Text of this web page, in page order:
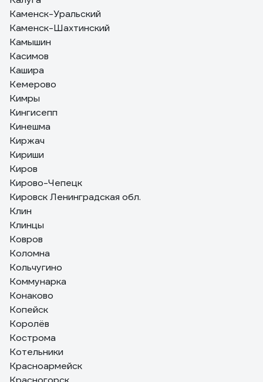
Каменск-Уральский
Каменск-Шахтинский
Камышин
Касимов
Кашира
Кемерово
Кимры
Кингисепп
Кинешма
Киржач
Кириши
Киров
Кирово-Чепецк
Кировск Ленинградская обл.
Клин
Клинцы
Ковров
Коломна
Кольчугино
Коммунарка
Конаково
Копейск
Королёв
Кострома
Котельники
Красноармейск